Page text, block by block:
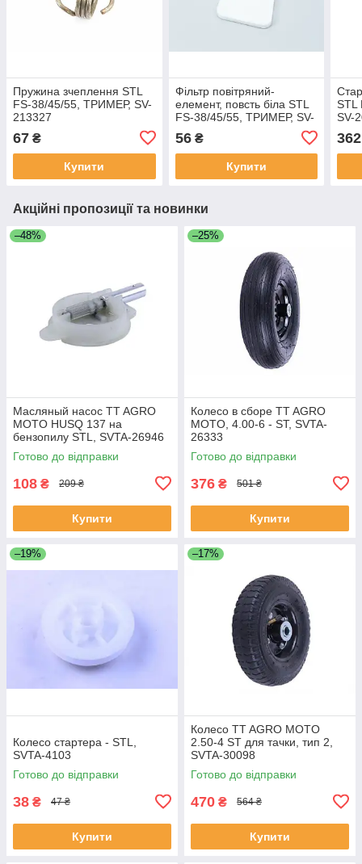
Пружина зчеплення STL
FS-38/45/55, ТРИМЕР, SV-
213327
67 ₴
Купити
Фільтр повітряний-
елемент, повсть біла STL
FS-38/45/55, ТРИМЕР, SV-
56₴
Купити
STL
SV-
362
Акційні пропозиції та новинки
–48%
Масляный насос TT AGRO
MOTO HUSQ 137 на
бензопилу STL, SVTA-26946
Готово до відправки
108 ₴ 209 ₴
Купити
–25%
Колесо в сборе TT AGRO
MOTO, 4.00-6 - ST, SVTA-
26333
Готово до відправки
376 ₴ 501 ₴
Купити
–19%
Колесо стартера - STL,
SVTA-4103
Готово до відправки
38 ₴ 47 ₴
Купити
–17%
Колесо TT AGRO MOTO
2.50-4 ST для тачки, тип 2,
SVTA-30098
Готово до відправки
470 ₴ 564 ₴
Купити